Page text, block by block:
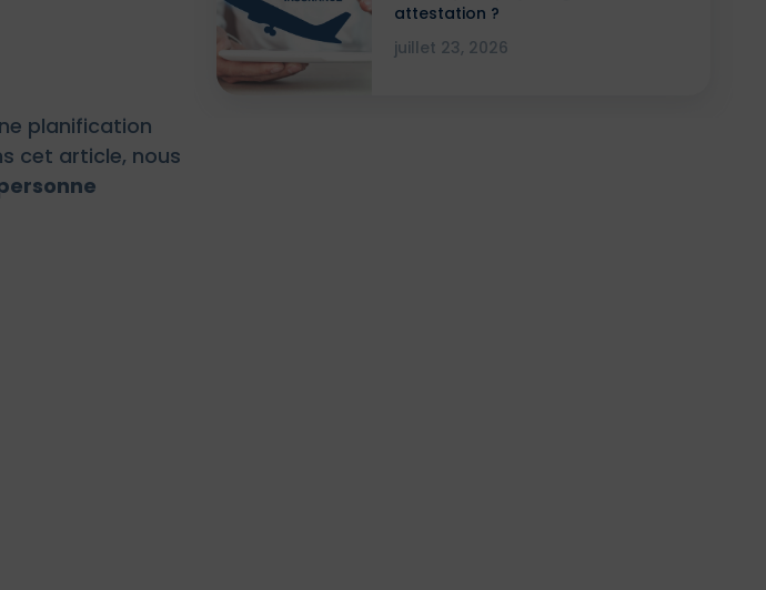
planification
cet article, nous
attestation ?
juillet 23, 2026